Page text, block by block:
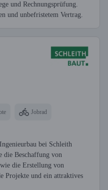
und Rechnungsprüfung.
und unbefristetem Vertrag.
Jobrad
bei Schleith
die Beschaffung von
die Erstellung von
Projekte und ein attraktives